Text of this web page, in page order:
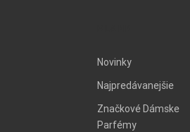
Novinky
Najpredávanejšie
Značkové Dámske
Parfémy